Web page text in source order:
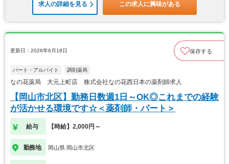
求人の詳細を見る この求人に興味がある
更新日：2026年6月18日 保存する
パート・アルバイト 調剤薬局
なの花薬局 大元上町店 株式会社なの花西日本の薬剤師求人
【岡山市北区】勤務日数週1日～OK◎これまでの経験
が活かせる環境です☆＜薬剤師・パート＞
給与 【時給】2,000円～
勤務地 岡山県 岡山市北区